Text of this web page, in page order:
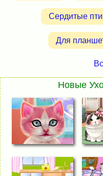
Сердитые
Для
Новые